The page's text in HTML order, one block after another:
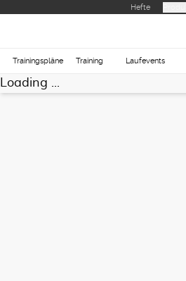
Hefte
Trainingspläne Training Laufevents
Loading ...